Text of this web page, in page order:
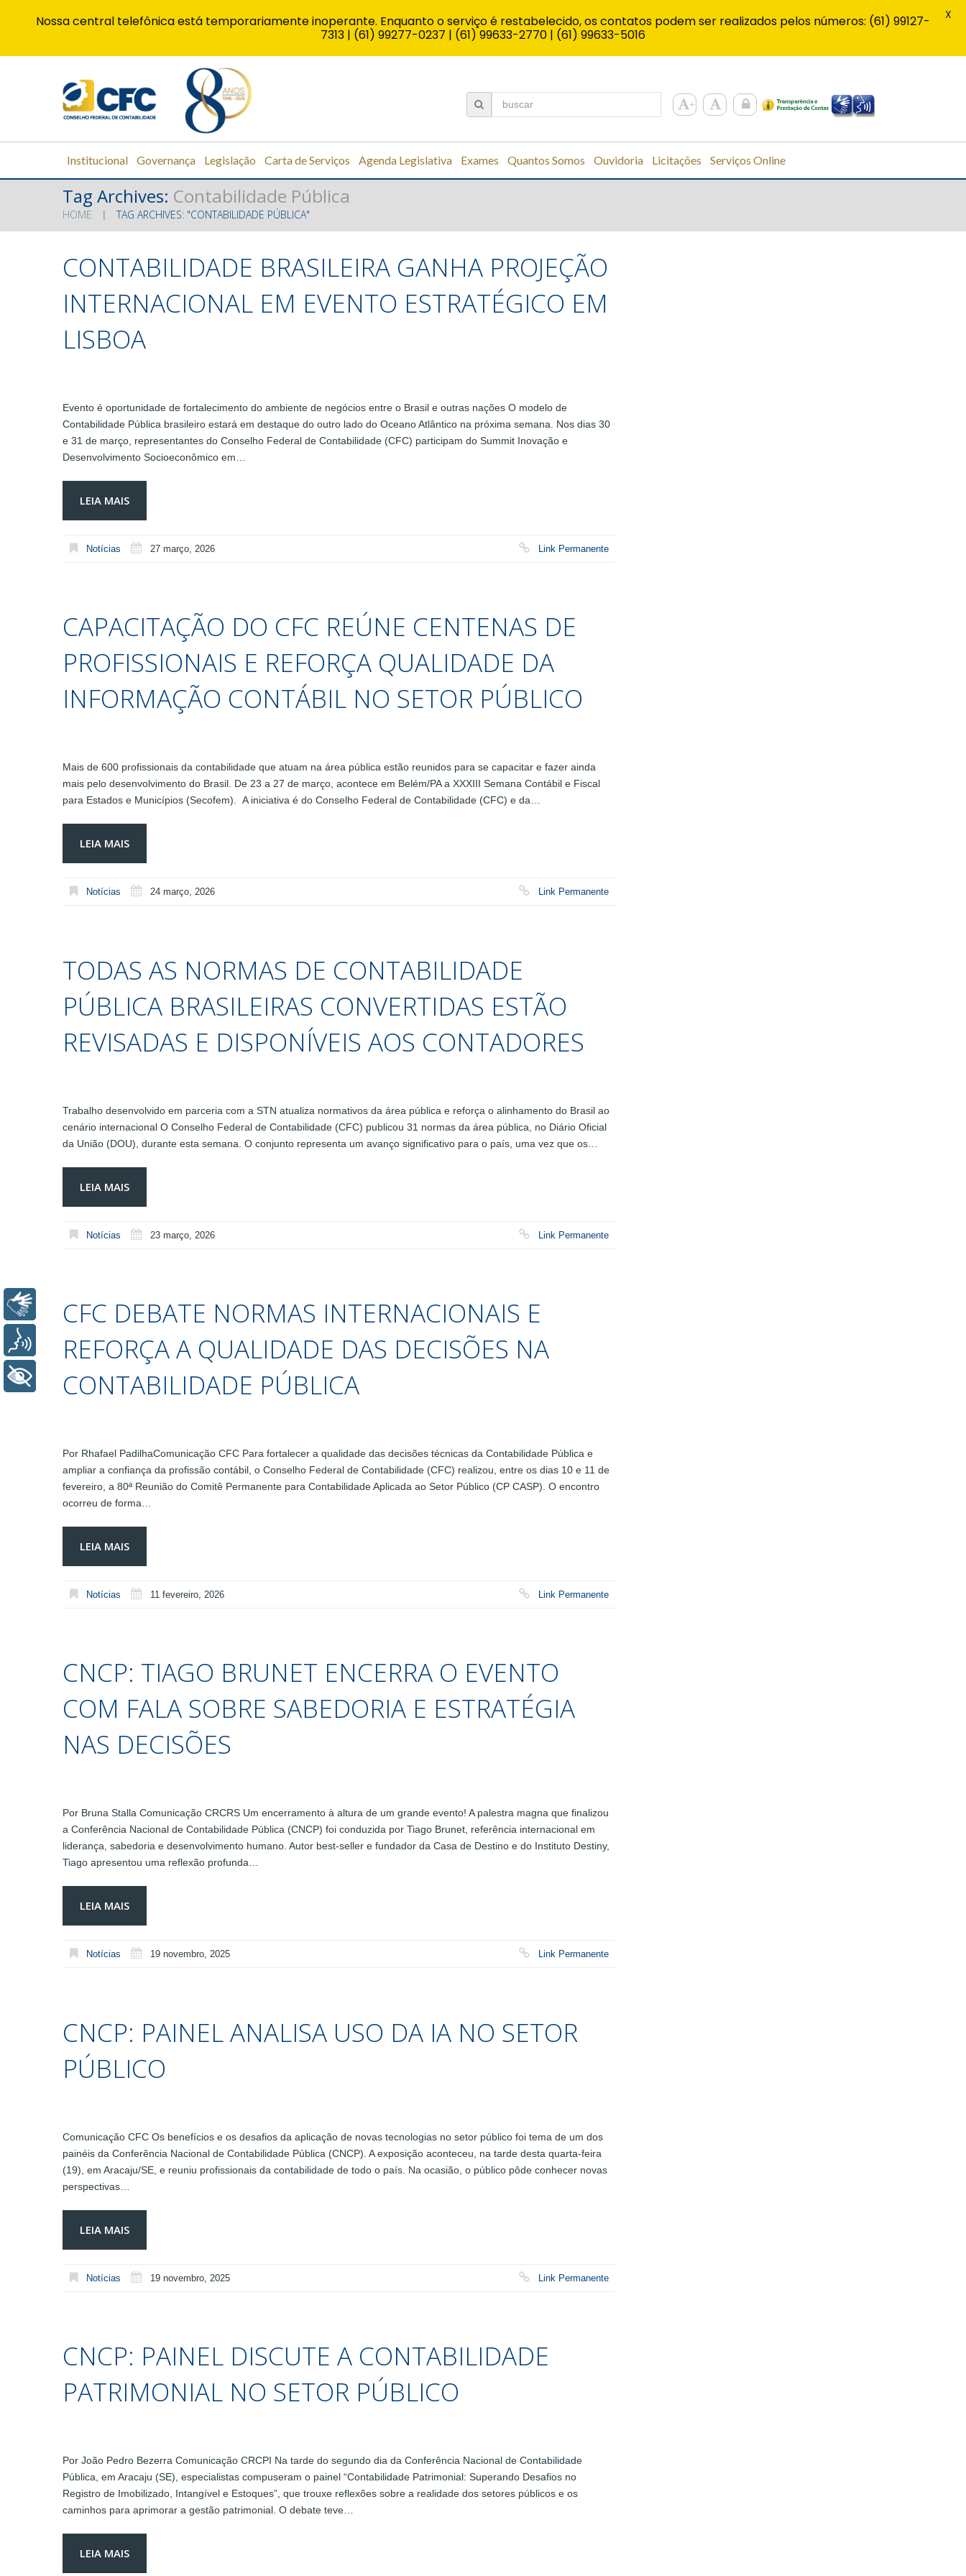
Institucional Governança Legislação Carta de Serviços Agenda Legislativa Exames Quantos Somos Ouvidoria Licitações Serviços Online
Tag Archives: Contabilidade Pública
HOME TAG ARCHIVES: "CONTABILIDADE PÚBLICA"
CONTABILIDADE BRASILEIRA GANHA PROJEÇÃO
INTERNACIONAL EM EVENTO ESTRATÉGICO EM
LISBOA
Evento é oportunidade de fortalecimento do ambiente de negócios entre o Brasil e outras nações O modelo de
Contabilidade Pública brasileiro estará em destaque do outro lado do Oceano Atlântico na próxima semana. Nos dias 30
e 31 de março, representantes do Conselho Federal de Contabilidade (CFC) participam do Summit Inovação e
Desenvolvimento Socioeconômico em…
LEIA MAIS
Notícias 27 março, 2026 Link Permanente
CAPACITAÇÃO DO CFC REÚNE CENTENAS DE
PROFISSIONAIS E REFORÇA QUALIDADE DA
INFORMAÇÃO CONTÁBIL NO SETOR PÚBLICO
Mais de 600 profissionais da contabilidade que atuam na área pública estão reunidos para se capacitar e fazer ainda
mais pelo desenvolvimento do Brasil. De 23 a 27 de março, acontece em Belém/PA a XXXIII Semana Contábil e Fiscal
para Estados e Municípios (Secofem). A iniciativa é do Conselho Federal de Contabilidade (CFC) e da…
LEIA MAIS
Notícias 24 março, 2026 Link Permanente
TODAS AS NORMAS DE CONTABILIDADE
PÚBLICA BRASILEIRAS CONVERTIDAS ESTÃO
REVISADAS E DISPONÍVEIS AOS CONTADORES
Trabalho desenvolvido em parceria com a STN atualiza normativos da área pública e reforça o alinhamento do Brasil ao
cenário internacional O Conselho Federal de Contabilidade (CFC) publicou 31 normas da área pública, no Diário Oficial
da União (DOU), durante esta semana. O conjunto representa um avanço significativo para o país, uma vez que os…
LEIA MAIS
Notícias 23 março, 2026 Link Permanente
CFC DEBATE NORMAS INTERNACIONAIS E
REFORÇA A QUALIDADE DAS DECISÕES NA
CONTABILIDADE PÚBLICA
Por Rhafael PadilhaComunicação CFC Para fortalecer a qualidade das decisões técnicas da Contabilidade Pública e
ampliar a confiança da profissão contábil, o Conselho Federal de Contabilidade (CFC) realizou, entre os dias 10 e 11 de
fevereiro, a 80ª Reunião do Comitê Permanente para Contabilidade Aplicada ao Setor Público (CP CASP). O encontro
ocorreu de forma…
LEIA MAIS
Notícias 11 fevereiro, 2026 Link Permanente
CNCP: TIAGO BRUNET ENCERRA O EVENTO
COM FALA SOBRE SABEDORIA E ESTRATÉGIA
NAS DECISÕES
Por Bruna Stalla Comunicação CRCRS Um encerramento à altura de um grande evento! A palestra magna que finalizou
a Conferência Nacional de Contabilidade Pública (CNCP) foi conduzida por Tiago Brunet, referência internacional em
liderança, sabedoria e desenvolvimento humano. Autor best-seller e fundador da Casa de Destino e do Instituto Destiny,
Tiago apresentou uma reflexão profunda…
LEIA MAIS
Notícias 19 novembro, 2025 Link Permanente
CNCP: PAINEL ANALISA USO DA IA NO SETOR
PÚBLICO
Comunicação CFC Os benefícios e os desafios da aplicação de novas tecnologias no setor público foi tema de um dos
painéis da Conferência Nacional de Contabilidade Pública (CNCP). A exposição aconteceu, na tarde desta quarta-feira
(19), em Aracaju/SE, e reuniu profissionais da contabilidade de todo o país. Na ocasião, o público pôde conhecer novas
perspectivas…
LEIA MAIS
Notícias 19 novembro, 2025 Link Permanente
CNCP: PAINEL DISCUTE A CONTABILIDADE
PATRIMONIAL NO SETOR PÚBLICO
Por João Pedro Bezerra Comunicação CRCPI Na tarde do segundo dia da Conferência Nacional de Contabilidade
Pública, em Aracaju (SE), especialistas compuseram o painel “Contabilidade Patrimonial: Superando Desafios no
Registro de Imobilizado, Intangível e Estoques”, que trouxe reflexões sobre a realidade dos setores públicos e os
caminhos para aprimorar a gestão patrimonial. O debate teve…
LEIA MAIS
Nossa central telefônica está temporariamente inoperante. Enquanto o serviço é restabelecido, os contatos podem ser realizados pelos números: (61) 99127-
7313 | (61) 99277-0237 | (61) 99633-2770 | (61) 99633-5016
X
Libras
Voz
+ Acessibilidade